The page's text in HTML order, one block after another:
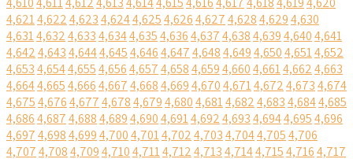
4,6214,6224,6234,6244,6254,6264,6274,6284,6294,630
4,6314,6324,6334,6344,6354,6364,6374,6384,6394,6404,641
4,6424,6434,6444,6454,6464,6474,6484,6494,6504,6514,652
4,6534,6544,6554,6564,6574,6584,6594,6604,6614,6624,663
4,6644,6654,6664,6674,6684,6694,6704,6714,6724,6734,674
4,6754,6764,6774,6784,6794,6804,6814,6824,6834,6844,685
4,6864,6874,6884,6894,6904,6914,6924,6934,6944,6954,696
4,6974,6984,6994,7004,7014,7024,7034,7044,7054,706
4,7074,7084,7094,7104,7114,7124,7134,7144,7154,7164,717